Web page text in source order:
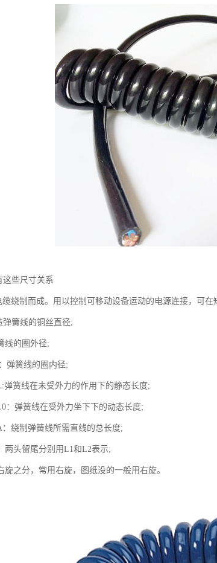
这些尺寸关系
绕制而成。用以控制可移动设备运动的电源连接，可
弹簧线的铜丝直径;
线的圈外径;
弹簧线的圈内径;
弹簧线在未受外力的作用下的静态长度;
：弹簧线在受外力坐下下的动态长度;
绕制弹簧线所需直线的总长度;
两头留尾分别用L1和L2表示;
旋之分，常用右旋，图纸没的一般用右旋。